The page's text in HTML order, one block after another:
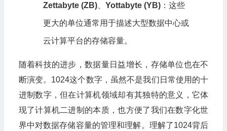
Zettabyte (ZB)、 Yottabyte (YB)：这些
更大的单位通常用于描述大型数据中心或
云计算平台的存储容量。
随着科技的进步，数据量日益增长，存储单位也在不
断演变。1024这个数字，虽然不是我们日常使用的十
进制数字，但在计算机领域却有其独特的意义，它体
现了计算机二进制的本质，也方便了我们在数字化世
界中对数据存储容量的管理和理解。理解了1024背后